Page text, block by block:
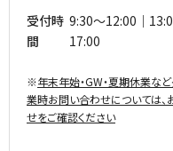
受付時
間
9:30〜12:00｜
17:00
※年末年始・GW・夏期休業な
業時お問い合わせについては、
せをご確認ください